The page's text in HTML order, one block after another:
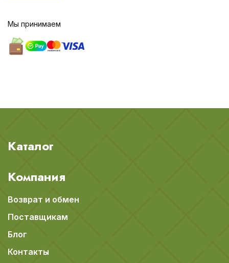
Мы принимаем
Каталог
Компания
Возврат и обмен
Поставщикам
Блог
Контакты